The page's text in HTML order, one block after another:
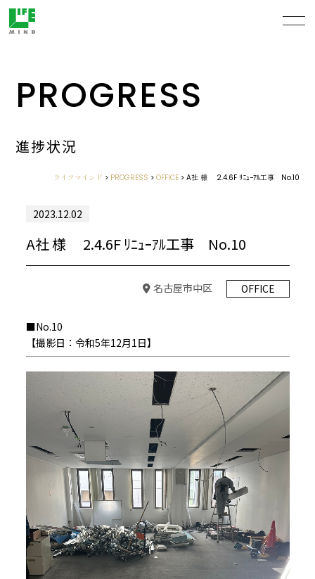
PROGRESS
進捗状況
ライフマインド > PROGRESS > OFFICE> A社 様 2.4.6F ﾘﾆｭｰｱﾙ工事 No.10
2023.12.02
A社 様 2.4.6F ﾘﾆｭｰｱﾙ工事 No.10
名古屋市中区 OFFICE
■No.10
【撮影日：令和5年12月1日】